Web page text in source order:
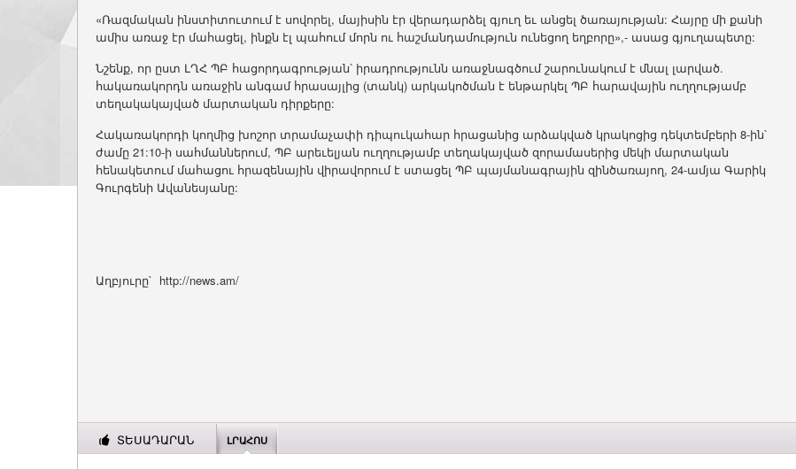
«Ռազմական ինստիտուտում է սովորել, մայիսին էր վերադարձել գյուղ եւ անցել ծառայության: Հայրը մի քանի
ամիս առաջ էր մահացել, ինքն էլ պահում մորն ու հաշմանդամություն ունեցող եղբորը»,- ասաց գյուղապետը:
Նշենք, որ ըստ ԼՂՀ ՊԲ հացորդագրության՝ իրադրությունն առաջնագծում շարունակում է մնալ լարված.
հակառակորդն առաջին անգամ հրասայլից (տանկ) արկակոծման է ենթարկել ՊԲ հարավային ուղղությամբ
տեղակակայված մարտական դիրքերը:
Հակառակորդի կողմից խոշոր տրամաչափի դիպուկահար հրացանից արձակված կրակոցից դեկտեմբերի 8-ին՝
ժամը 21:10-ի սահմաններում, ՊԲ արեւելյան ուղղությամբ տեղակայված զորամասերից մեկի մարտական
հենակետում մահացու հրազենային վիրավորում է ստացել ՊԲ պայմանագրային զինծառայող, 24-ամյա Գարիկ
Գուրգենի Ավանեսյանը:
Աղբյուրը` http://news.am/
ՏԵՍԱԴԱՐԱՆ ԼՐԱՀՈՍ